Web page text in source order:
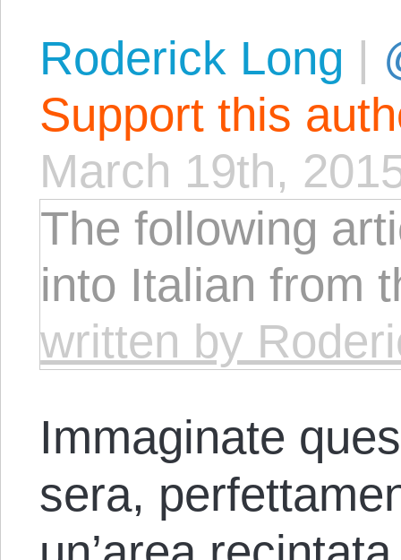
Roderick Long |
Support this
March 19th,
The following
into Italian from
written by
Immaginate
sera,